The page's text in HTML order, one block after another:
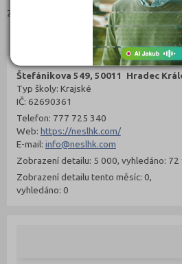
Zaměření:
Štefánikova 549, 50011 Hradec
Typ školy: Krajské
IČ: 62690361
Telefon: 777 725 340
Web: https://neslhk.com/
E-mail: info@neslhk.com
Zobrazení detailu: 5 000, vyhledáno: 72
Zobrazení detailu tento měsíc: 0,
vyhledáno: 0